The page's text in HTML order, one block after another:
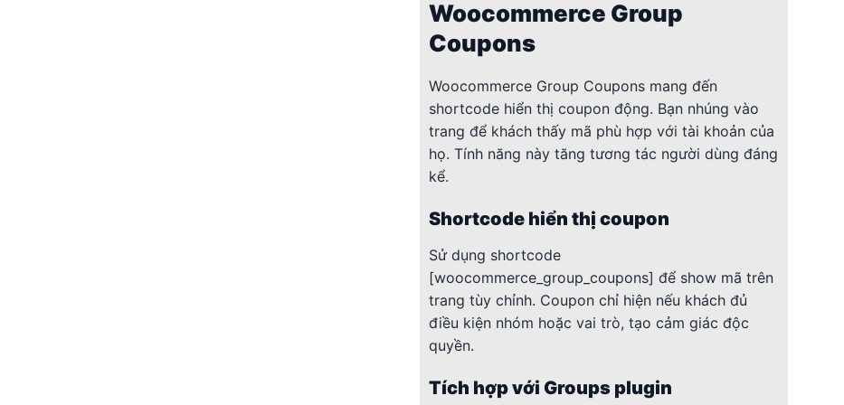
Woocommerce Group
Coupons
Woocommerce Group Coupons mang đến
shortcode hiển thị coupon động. Bạn nhúng vào
trang để khách thấy mã phù hợp với tài khoản của
họ. Tính năng này tăng tương tác người dùng đáng
kể.
Shortcode hiển thị coupon
Sử dụng shortcode
[woocommerce_group_coupons] để show mã trên
trang tùy chỉnh. Coupon chỉ hiện nếu khách đủ
điều kiện nhóm hoặc vai trò, tạo cảm giác độc
quyền.
Tích hợp với Groups plugin